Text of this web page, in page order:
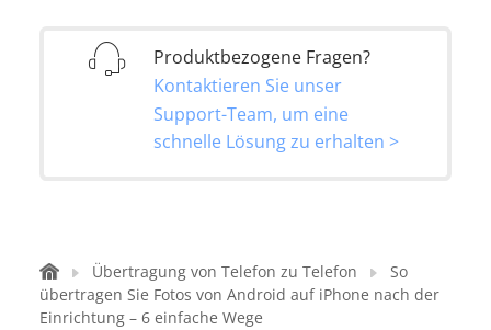
Produktbezogene Fragen?
Kontaktieren Sie unser
Support-Team, um eine
schnelle Lösung zu erhalten >
Übertragung von Telefon zu Telefon
So
übertragen Sie Fotos von Android auf iPhone nach der
Einrichtung – 6 einfache Wege